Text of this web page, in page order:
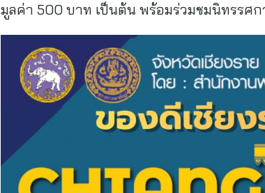
มูลค่า 500 บาท เป็นต้น พร้อมร่วมชมนิทรรศ